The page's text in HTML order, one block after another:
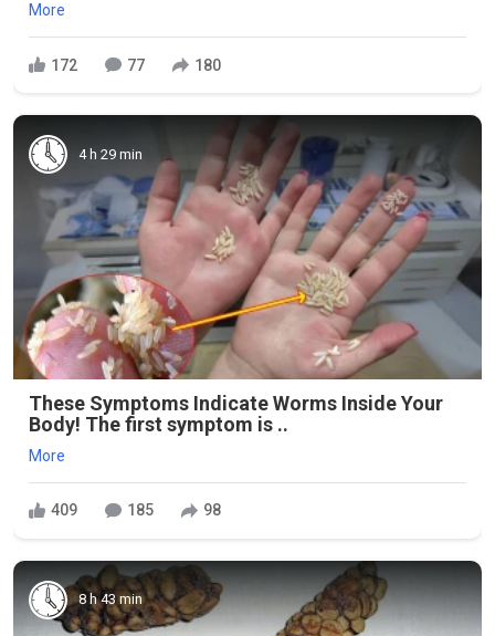
More
172 77 180
4 h 29 min
These Symptoms Indicate Worms Inside Your
Body! The first symptom is ..
More
409 185 98
8 h 43 min